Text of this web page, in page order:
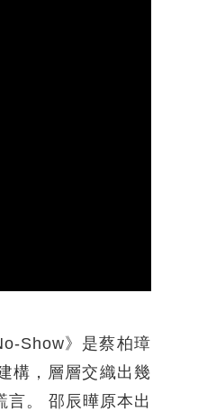
Show》是蔡柏璋
構，層層交織出幾
言。 邵辰曄原本出